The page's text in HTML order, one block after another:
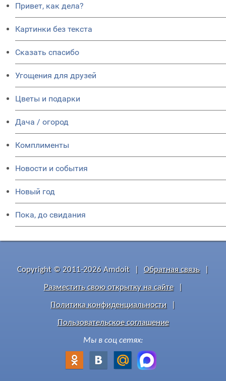
Привет, как дела?
Картинки без текста
Сказать спасибо
Угощения для друзей
Цветы и подарки
Дача / огород
Комплименты
Новости и события
Новый год
Пока, до свидания
Copyright © 2011-2026 Amdoit Обратная связь
Разместить свою открытку на сайте
Политика конфиденциальности
Пользовательское соглашение
Мы в соц сетях: